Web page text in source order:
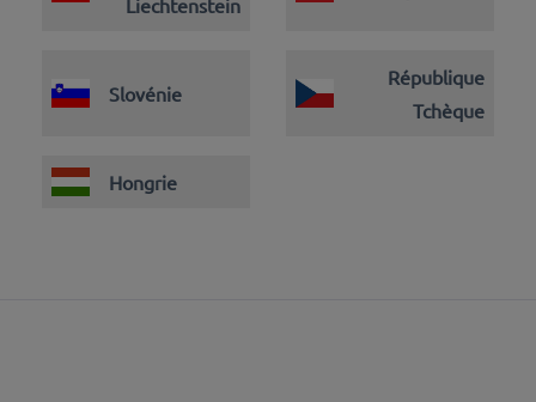
Slovénie
République
Tchèque
Hongrie